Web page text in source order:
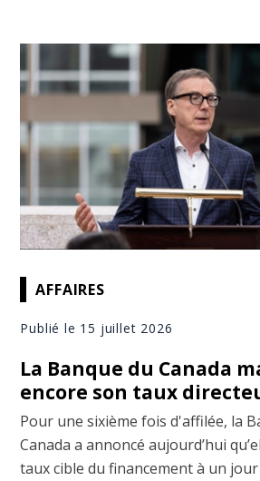
AFFAIRES
Publié le 15 juillet 2026
La Banque du Canada
encore son taux
Pour une sixième fois d'affilée, la
Canada a annoncé aujourd’hui
taux cible du financement à un jour